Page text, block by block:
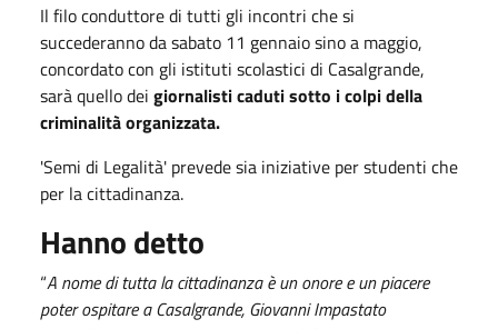
Il filo conduttore di tutti gli incontri che si
succederanno da sabato 11 gennaio sino a maggio,
concordato con gli istituti scolastici di Casalgrande,
sarà quello dei giornalisti caduti sotto i colpi della
criminalità organizzata.
'Semi di Legalità' prevede sia iniziative per studenti che
per la cittadinanza.
Hanno detto
“A nome di tutta la cittadinanza è un onore e un piacere
poter ospitare a Casalgrande, Giovanni Impastato